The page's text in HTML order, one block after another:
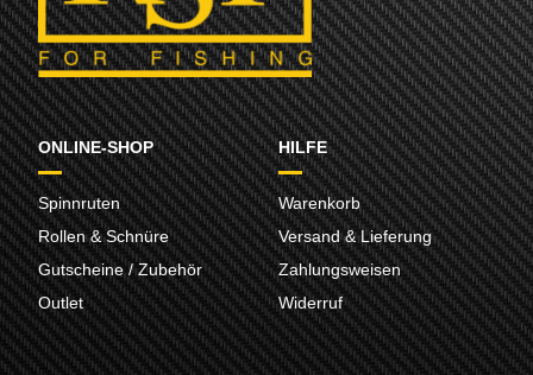
ONLINE-SHOP
Spinnruten
Rollen & Schnüre
Gutscheine / Zubehör
Outlet
HILFE
Warenkorb
Versand & Lieferung
Zahlungsweisen
Widerruf